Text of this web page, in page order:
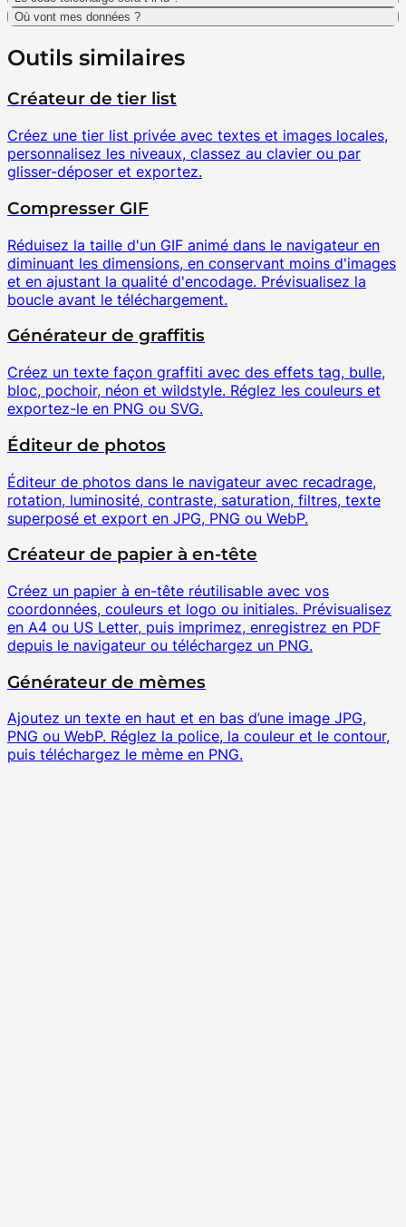
Où vont mes données ?
Outils similaires
Créateur de tier list
Créez une tier list privée avec textes et images locales,
personnalisez les niveaux, classez au clavier ou par
glisser-déposer et exportez.
Compresser GIF
Réduisez la taille d'un GIF animé dans le navigateur en
diminuant les dimensions, en conservant moins d'images
et en ajustant la qualité d'encodage. Prévisualisez la
boucle avant le téléchargement.
Générateur de graffitis
Créez un texte façon graffiti avec des effets tag, bulle,
bloc, pochoir, néon et wildstyle. Réglez les couleurs et
exportez-le en PNG ou SVG.
Éditeur de photos
Éditeur de photos dans le navigateur avec recadrage,
rotation, luminosité, contraste, saturation, filtres, texte
superposé et export en JPG, PNG ou WebP.
Créateur de papier à en-tête
Créez un papier à en-tête réutilisable avec vos
coordonnées, couleurs et logo ou initiales. Prévisualisez
en A4 ou US Letter, puis imprimez, enregistrez en PDF
depuis le navigateur ou téléchargez un PNG.
Générateur de mèmes
Ajoutez un texte en haut et en bas d’une image JPG,
PNG ou WebP. Réglez la police, la couleur et le contour,
puis téléchargez le mème en PNG.